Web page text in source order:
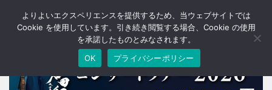
T
o
よりよいエクスペリエンスを提供するため、当ウェブサイトでは
Cookie を使用しています。引き続き閲覧する場合、Cookie の使用
を承諾したものとみなされます。
OK
プライバシーポリシー